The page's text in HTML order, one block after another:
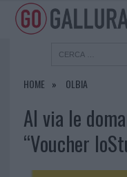
HOME OLBIA
Al via le
“Voucher